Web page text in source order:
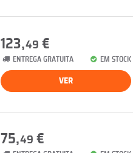
123,49 €
ENTREGA GRATUITA EM STOCK
VER
75,49 €